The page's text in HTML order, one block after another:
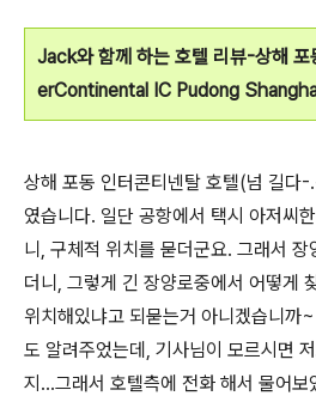
Jack와 함께 하는 호텔 리뷰-상해
erContinental IC Pudong
상해 포동 인터콘티넨탈 호텔(넘 길다
였습니다. 일단 공항에서 택시 아저씨
니, 구체적 위치를 묻더군요. 그래서
더니, 그렇게 긴 장양로중에서 어떻게
위치해있냐고 되묻는거 아니겠습니까
도 알려주었는데, 기사님이 모르시면
지...그래서 호텔측에 전화 해서 물어